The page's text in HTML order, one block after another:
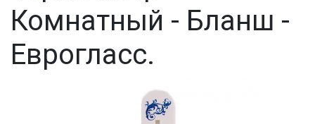
Комнатный - Бланш -
Еврогласс.